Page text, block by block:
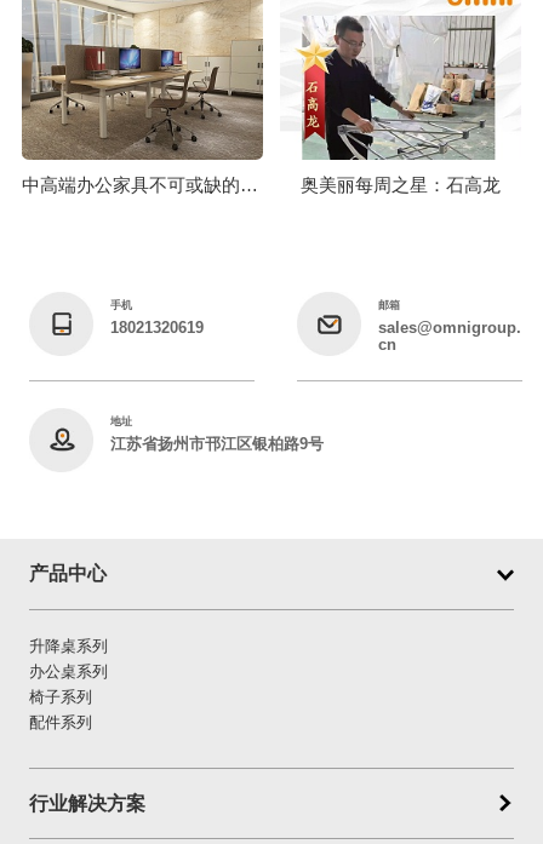
中高端办公家具不可或缺的工艺技术标准 奥美丽每周之星：石高龙
手机
18021320619
邮箱
sales@omnigroup.
cn
地址
江苏省扬州市邗江区银柏路9号
产品中心
升降桌系列
办公桌系列
椅子系列
配件系列
行业解决方案